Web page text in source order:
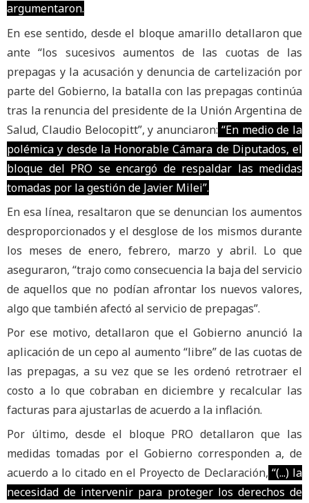
argumentaron.
En ese sentido, desde el bloque amarillo detallaron que
ante “los sucesivos aumentos de las cuotas de las
prepagas y la acusación y denuncia de cartelización por
parte del Gobierno, la batalla con las prepagas continúa
tras la renuncia del presidente de la Unión Argentina de
Salud, Claudio Belocopitt”, y anunciaron: “En medio de la
polémica y desde la Honorable Cámara de Diputados, el
bloque del PRO se encargó de respaldar las medidas
tomadas por la gestión de Javier Milei”.
En esa línea, resaltaron que se denuncian los aumentos
desproporcionados y el desglose de los mismos durante
los meses de enero, febrero, marzo y abril. Lo que
aseguraron, “trajo como consecuencia la baja del servicio
de aquellos que no podían afrontar los nuevos valores,
algo que también afectó al servicio de prepagas”.
Por ese motivo, detallaron que el Gobierno anunció la
aplicación de un cepo al aumento “libre” de las cuotas de
las prepagas, a su vez que se les ordenó retrotraer el
costo a lo que cobraban en diciembre y recalcular las
facturas para ajustarlas de acuerdo a la inflación.
Por último, desde el bloque PRO detallaron que las
medidas tomadas por el Gobierno corresponden a, de
acuerdo a lo citado en el Proyecto de Declaración, “(...) la
necesidad de intervenir para proteger los derechos de